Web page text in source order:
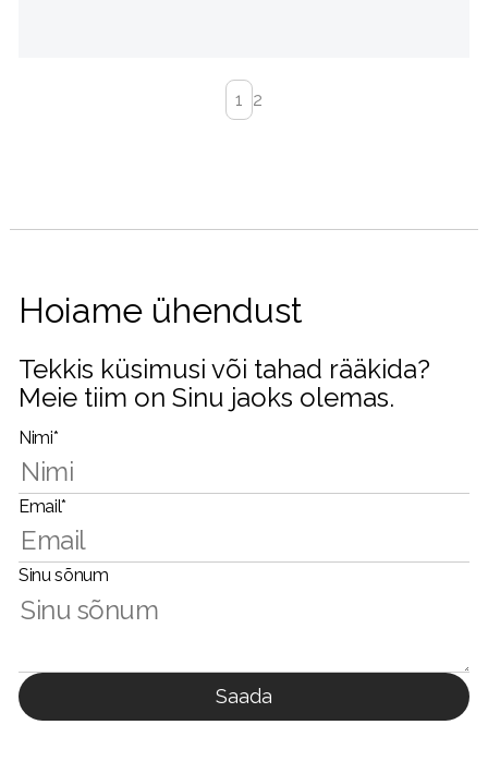
1 2
Hoiame ühendust
Tekkis küsimusi või tahad rääkida?
Meie tiim on Sinu jaoks olemas.
Nimi*
Email*
Sinu sõnum
Saada